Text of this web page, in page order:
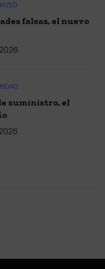
falsas, el nuevo
suministro, el